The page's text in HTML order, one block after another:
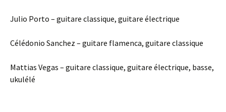
Julio Porto – guitare classique, guitare électrique
Célédonio Sanchez – guitare flamenca, guitare classique
Mattias Vegas – guitare classique, guitare électrique, basse,
ukulélé